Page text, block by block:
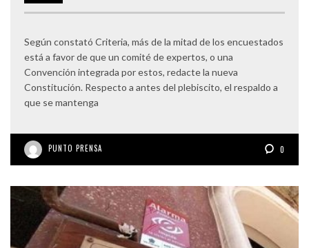
Según constató Criteria, más de la mitad de los encuestados
está a favor de que un comité de expertos, o una
Convención integrada por estos, redacte la nueva
Constitución. Respecto a antes del plebiscito, el respaldo a
que se mantenga
PUNTO PRENSA 0